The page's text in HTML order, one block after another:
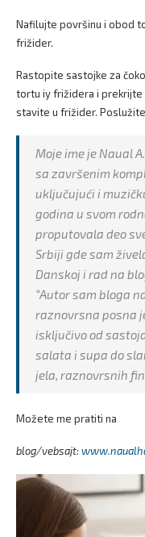
Nafilujte površinu i obod
frižider.
Rastopite sastojke za
tortu iy frižidera i prekrijte
stavite u frižider.
Moje ime je Naual
sa završenim
uključujući i
godina u svom
proputovala deo
Srbiji gde sam
Danskoj i rad na
“Autor sam bloga
raznovrsna posna
isključivo od
salata i supa do
jela, raznovrsnih
Možete me pratiti na
blog/vebsajt: